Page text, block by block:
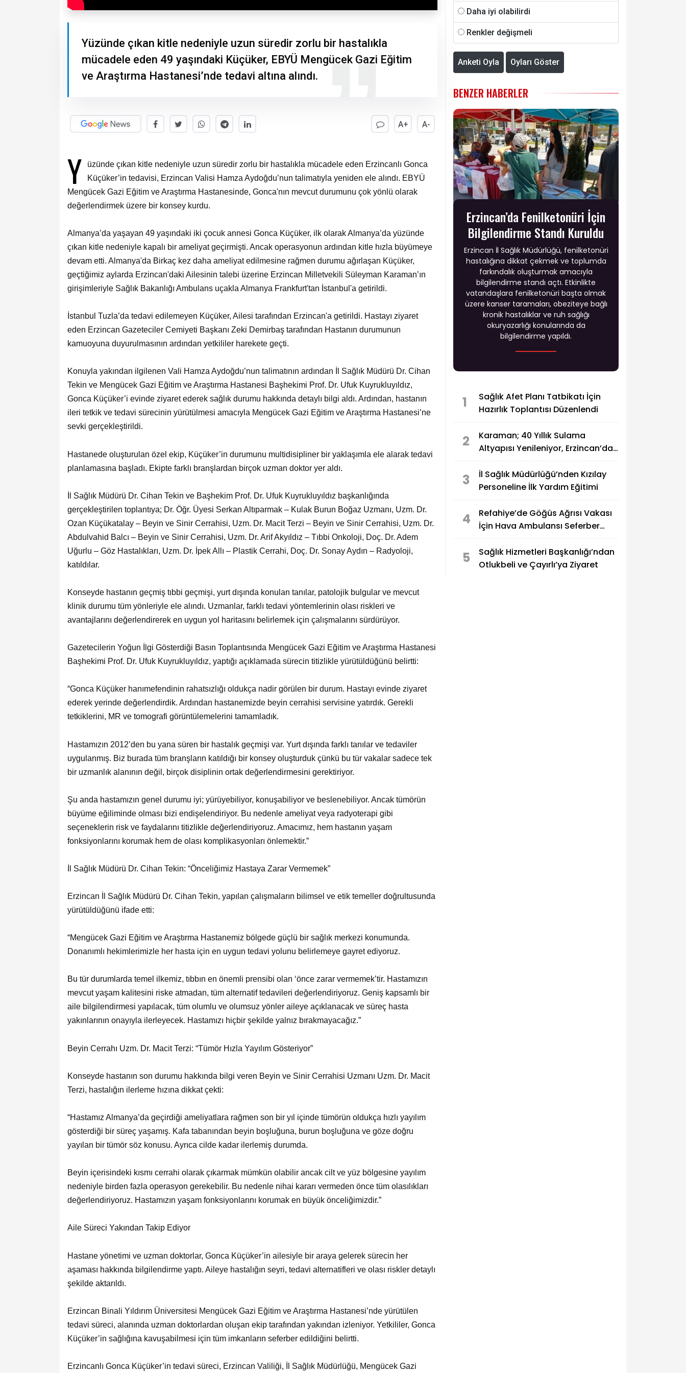
Yüzünde çıkan kitle nedeniyle uzun süredir zorlu bir hastalıkla
mücadele eden 49 yaşındaki Küçüker, EBYÜ Mengücek Gazi Eğitim
ve Araştırma Hastanesi’nde tedavi altına alındı.
A+ A-
Y
üzünde çıkan kitle nedeniyle uzun süredir zorlu bir hastalıkla mücadele eden Erzincanlı Gonca
Küçüker’in tedavisi, Erzincan Valisi Hamza Aydoğdu’nun talimatıyla yeniden ele alındı. EBYÜ
Mengücek Gazi Eğitim ve Araştırma Hastanesinde, Gonca'nın mevcut durumunu çok yönlü olarak
değerlendirmek üzere bir konsey kurdu.
Almanya’da yaşayan 49 yaşındaki iki çocuk annesi Gonca Küçüker, ilk olarak Almanya’da yüzünde
çıkan kitle nedeniyle kapalı bir ameliyat geçirmişti. Ancak operasyonun ardından kitle hızla büyümeye
devam etti. Almanya'da Birkaç kez daha ameliyat edilmesine rağmen durumu ağırlaşan Küçüker,
geçtiğimiz aylarda Erzincan'daki Ailesinin talebi üzerine Erzincan Milletvekili Süleyman Karaman’ın
girişimleriyle Sağlık Bakanlığı Ambulans uçakla Almanya Frankfurt'tan İstanbul'a getirildi.
İstanbul Tuzla’da tedavi edilemeyen Küçüker, Ailesi tarafından Erzincan'a getirildi. Hastayı ziyaret
eden Erzincan Gazeteciler Cemiyeti Başkanı Zeki Demirbaş tarafından Hastanın durumunun
kamuoyuna duyurulmasının ardından yetkililer harekete geçti.
Konuyla yakından ilgilenen Vali Hamza Aydoğdu’nun talimatının ardından İl Sağlık Müdürü Dr. Cihan
Tekin ve Mengücek Gazi Eğitim ve Araştırma Hastanesi Başhekimi Prof. Dr. Ufuk Kuyrukluyıldız,
Gonca Küçüker’i evinde ziyaret ederek sağlık durumu hakkında detaylı bilgi aldı. Ardından, hastanın
ileri tetkik ve tedavi sürecinin yürütülmesi amacıyla Mengücek Gazi Eğitim ve Araştırma Hastanesi’ne
sevki gerçekleştirildi.
Hastanede oluşturulan özel ekip, Küçüker’in durumunu multidisipliner bir yaklaşımla ele alarak tedavi
planlamasına başladı. Ekipte farklı branşlardan birçok uzman doktor yer aldı.
İl Sağlık Müdürü Dr. Cihan Tekin ve Başhekim Prof. Dr. Ufuk Kuyrukluyıldız başkanlığında
gerçekleştirilen toplantıya; Dr. Öğr. Üyesi Serkan Altıparmak – Kulak Burun Boğaz Uzmanı, Uzm. Dr.
Ozan Küçükatalay – Beyin ve Sinir Cerrahisi, Uzm. Dr. Macit Terzi – Beyin ve Sinir Cerrahisi, Uzm. Dr.
Abdulvahid Balcı – Beyin ve Sinir Cerrahisi, Uzm. Dr. Arif Akyıldız – Tıbbi Onkoloji, Doç. Dr. Adem
Uğurlu – Göz Hastalıkları, Uzm. Dr. İpek Allı – Plastik Cerrahi, Doç. Dr. Sonay Aydın – Radyoloji,
katıldılar.
Konseyde hastanın geçmiş tıbbi geçmişi, yurt dışında konulan tanılar, patolojik bulgular ve mevcut
klinik durumu tüm yönleriyle ele alındı. Uzmanlar, farklı tedavi yöntemlerinin olası riskleri ve
avantajlarını değerlendirerek en uygun yol haritasını belirlemek için çalışmalarını sürdürüyor.
Gazetecilerin Yoğun İlgi Gösterdiği Basın Toplantısında Mengücek Gazi Eğitim ve Araştırma Hastanesi
Başhekimi Prof. Dr. Ufuk Kuyrukluyıldız, yaptığı açıklamada sürecin titizlikle yürütüldüğünü belirtti:
“Gonca Küçüker hanımefendinin rahatsızlığı oldukça nadir görülen bir durum. Hastayı evinde ziyaret
ederek yerinde değerlendirdik. Ardından hastanemizde beyin cerrahisi servisine yatırdık. Gerekli
tetkiklerini, MR ve tomografi görüntülemelerini tamamladık.
Hastamızın 2012’den bu yana süren bir hastalık geçmişi var. Yurt dışında farklı tanılar ve tedaviler
uygulanmış. Biz burada tüm branşların katıldığı bir konsey oluşturduk çünkü bu tür vakalar sadece tek
bir uzmanlık alanının değil, birçok disiplinin ortak değerlendirmesini gerektiriyor.
Şu anda hastamızın genel durumu iyi; yürüyebiliyor, konuşabiliyor ve beslenebiliyor. Ancak tümörün
büyüme eğiliminde olması bizi endişelendiriyor. Bu nedenle ameliyat veya radyoterapi gibi
seçeneklerin risk ve faydalarını titizlikle değerlendiriyoruz. Amacımız, hem hastanın yaşam
fonksiyonlarını korumak hem de olası komplikasyonları önlemektir.”
İl Sağlık Müdürü Dr. Cihan Tekin: “Önceliğimiz Hastaya Zarar Vermemek”
Erzincan İl Sağlık Müdürü Dr. Cihan Tekin, yapılan çalışmaların bilimsel ve etik temeller doğrultusunda
yürütüldüğünü ifade etti:
“Mengücek Gazi Eğitim ve Araştırma Hastanemiz bölgede güçlü bir sağlık merkezi konumunda.
Donanımlı hekimlerimizle her hasta için en uygun tedavi yolunu belirlemeye gayret ediyoruz.
Bu tür durumlarda temel ilkemiz, tıbbın en önemli prensibi olan ‘önce zarar vermemek’tir. Hastamızın
mevcut yaşam kalitesini riske atmadan, tüm alternatif tedavileri değerlendiriyoruz. Geniş kapsamlı bir
aile bilgilendirmesi yapılacak, tüm olumlu ve olumsuz yönler aileye açıklanacak ve süreç hasta
yakınlarının onayıyla ilerleyecek. Hastamızı hiçbir şekilde yalnız bırakmayacağız.”
Beyin Cerrahı Uzm. Dr. Macit Terzi: “Tümör Hızla Yayılım Gösteriyor”
Konseyde hastanın son durumu hakkında bilgi veren Beyin ve Sinir Cerrahisi Uzmanı Uzm. Dr. Macit
Terzi, hastalığın ilerleme hızına dikkat çekti:
“Hastamız Almanya’da geçirdiği ameliyatlara rağmen son bir yıl içinde tümörün oldukça hızlı yayılım
gösterdiği bir süreç yaşamış. Kafa tabanından beyin boşluğuna, burun boşluğuna ve göze doğru
yayılan bir tümör söz konusu. Ayrıca cilde kadar ilerlemiş durumda.
Beyin içerisindeki kısmı cerrahi olarak çıkarmak mümkün olabilir ancak cilt ve yüz bölgesine yayılım
nedeniyle birden fazla operasyon gerekebilir. Bu nedenle nihai kararı vermeden önce tüm olasılıkları
değerlendiriyoruz. Hastamızın yaşam fonksiyonlarını korumak en büyük önceliğimizdir.”
Aile Süreci Yakından Takip Ediyor
Hastane yönetimi ve uzman doktorlar, Gonca Küçüker’in ailesiyle bir araya gelerek sürecin her
aşaması hakkında bilgilendirme yaptı. Aileye hastalığın seyri, tedavi alternatifleri ve olası riskler detaylı
şekilde aktarıldı.
Erzincan Binali Yıldırım Üniversitesi Mengücek Gazi Eğitim ve Araştırma Hastanesi’nde yürütülen
tedavi süreci, alanında uzman doktorlardan oluşan ekip tarafından yakından izleniyor. Yetkililer, Gonca
Küçüker’in sağlığına kavuşabilmesi için tüm imkanların seferber edildiğini belirtti.
Erzincanlı Gonca Küçüker’in tedavi süreci, Erzincan Valiliği, İl Sağlık Müdürlüğü, Mengücek Gazi
Daha iyi olabilirdi
Renkler değişmeli
Anketi Oyla Oyları Göster
BENZER HABERLER
Erzincan’da Fenilketonüri İçin
Bilgilendirme Standı Kuruldu
Erzincan İl Sağlık Müdürlüğü, fenilketonüri
hastalığına dikkat çekmek ve toplumda
farkındalık oluşturmak amacıyla
bilgilendirme standı açtı. Etkinlikte
vatandaşlara fenilketonüri başta olmak
üzere kanser taramaları, obeziteye bağlı
kronik hastalıklar ve ruh sağlığı
okuryazarlığı konularında da
bilgilendirme yapıldı.
1
Sağlık Afet Planı Tatbikatı İçin
Hazırlık Toplantısı Düzenlendi
2
Karaman; 40 Yıllık Sulama
Altyapısı Yenileniyor, Erzincan’da
3
İl Sağlık Müdürlüğü’nden Kızılay
Personeline İlk Yardım Eğitimi
4
Refahiye’de Göğüs Ağrısı Vakası
İçin Hava Ambulansı Seferber
5
Sağlık Hizmetleri Başkanlığı’ndan
Otlukbeli ve Çayırlı’ya Ziyaret